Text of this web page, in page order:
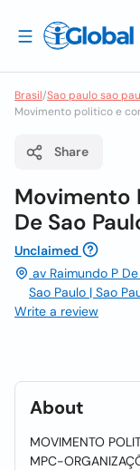
Brasil/Sao paulo sao
Movimento politico e
Share
Movimento
De Sao
Unclaimed
av Raimundo P
Sao Paulo | Sao
Write a review
About
MOVIMENTO
MPC-